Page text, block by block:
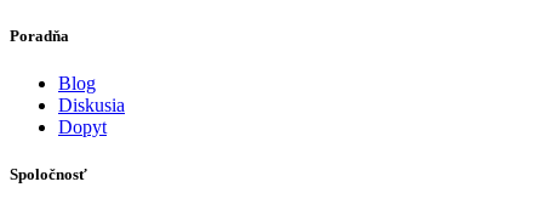
Poradňa
Blog
Diskusia
Dopyt
Spoločnosť